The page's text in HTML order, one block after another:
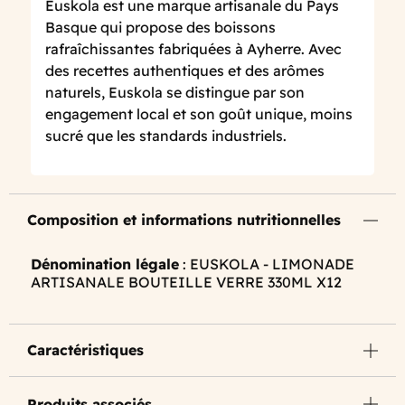
Euskola est une marque artisanale du Pays
Basque qui propose des boissons
rafraîchissantes fabriquées à Ayherre. Avec
des recettes authentiques et des arômes
naturels, Euskola se distingue par son
engagement local et son goût unique, moins
sucré que les standards industriels.
Composition et informations nutritionnelles
Dénomination légale : EUSKOLA - LIMONADE
ARTISANALE BOUTEILLE VERRE 330ML X12
Caractéristiques